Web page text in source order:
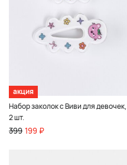
акция
Набор заколок с Виви для девочек,
2 шт.
399 199 ₽